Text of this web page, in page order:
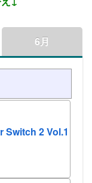
Switch 2 Vol.1
6月